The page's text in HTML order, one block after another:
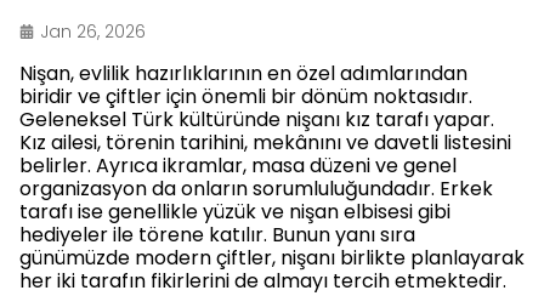
Jan 26, 2026
Nişan, evlilik hazırlıklarının en özel adımlarından
biridir ve çiftler için önemli bir dönüm noktasıdır.
Geleneksel Türk kültüründe nişanı kız tarafı yapar.
Kız ailesi, törenin tarihini, mekânını ve davetli listesini
belirler. Ayrıca ikramlar, masa düzeni ve genel
organizasyon da onların sorumluluğundadır. Erkek
tarafı ise genellikle yüzük ve nişan elbisesi gibi
hediyeler ile törene katılır. Bunun yanı sıra
günümüzde modern çiftler, nişanı birlikte planlayarak
her iki tarafın fikirlerini de almayı tercih etmektedir.